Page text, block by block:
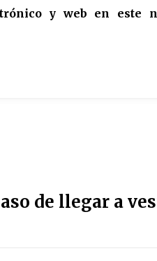
y web en este
de llegar a